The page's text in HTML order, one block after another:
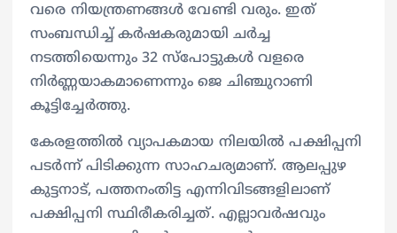
വരെ നിയന്ത്രണങ്ങള്‍ വേണ്ടി വരും. ഇത്
സംബന്ധിച്ച് കർഷകരുമായി ചർച്ച
നടത്തിയെന്നും 32 സ്പോട്ടുകൾ വളരെ
നിർണ്ണയാകമാണെന്നും ജെ ചിഞ്ചുറാണി
കൂട്ടിച്ചേര്‍ത്തു.
കേരളത്തിൽ വ്യാപകമായ നിലയിൽ പക്ഷിപ്പനി
പടർന്ന് പിടിക്കുന്ന സാഹചര്യമാണ്. ആലപ്പുഴ
കുട്ടനാട്, പത്തനംതിട്ട എന്നിവിടങ്ങളിലാണ്
പക്ഷിപ്പനി സ്ഥിരീകരിച്ചത്. എല്ലാവർഷവും